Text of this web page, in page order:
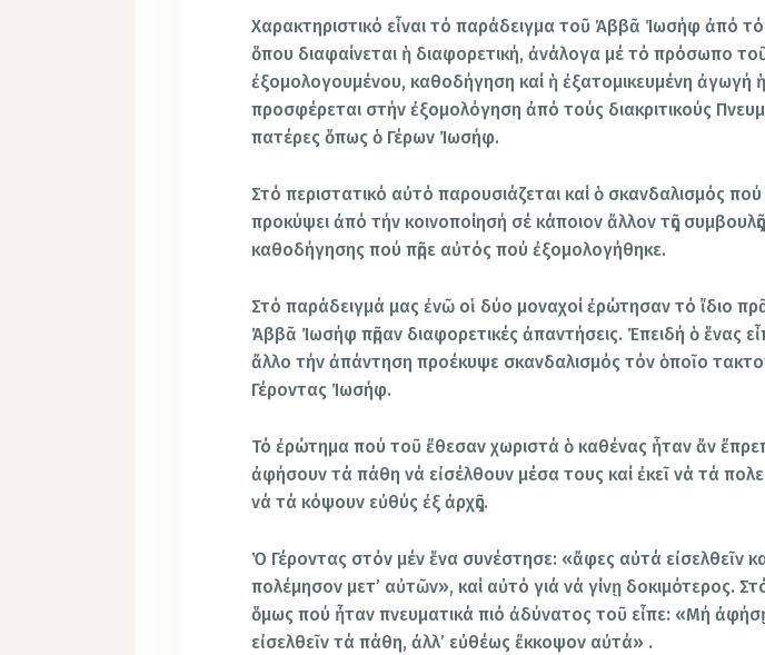
Χαρακτηριστικό εἶναι τό παράδειγμα τοῦ Ἀββᾶ Ἰωσήφ ἀπό τό
ὅπου διαφαίνεται ἡ διαφορετική, ἀνάλογα μέ τό πρόσωπο
ἐξομολογουμένου, καθοδήγηση καί ἡ ἐξατομικευμένη ἀγωγή
προσφέρεται στήν ἐξομολόγηση ἀπό τούς διακριτικούς
πατέρες ὅπως ὁ Γέρων Ἰωσήφ.
Στό περιστατικό αὐτό παρουσιάζεται καί ὁ σκανδαλισμός
προκύψει ἀπό τήν κοινοποίησή σέ κάποιον ἄλλον τῆς
καθοδήγησης πού πῆρε αὐτός πού ἐξομολογήθηκε.
Στό παράδειγμά μας ἐνῶ οἱ δύο μοναχοί ἐρώτησαν τό ἴδιο
Ἀββᾶ Ἰωσήφ πῆραν διαφορετικές ἀπαντήσεις. Ἐπειδή ὁ ἕνας
ἄλλο τήν ἀπάντηση προέκυψε σκανδαλισμός τόν ὁποῖο
Γέροντας Ἰωσήφ.
Τό ἐρώτημα πού τοῦ ἔθεσαν χωριστά ὁ καθένας ἦταν ἄν
ἀφήσουν τά πάθη νά εἰσέλθουν μέσα τους καί ἐκεῖ νά τά
νά τά κόψουν εὐθύς ἐξ ἀρχῆς.
Ὁ Γέροντας στόν μέν ἕνα συνέστησε: «ἄφες αὐτά εἰσελθεῖν
πολέμησον μετ’ αὐτῶν», καί αὐτό γιά νά γίνῃ δοκιμότερος.
ὅμως πού ἦταν πνευματικά πιό ἀδύνατος τοῦ εἶπε: «Μή
εἰσελθεῖν τά πάθη, ἀλλ’ εὐθέως ἔκκοψον αὐτά» .